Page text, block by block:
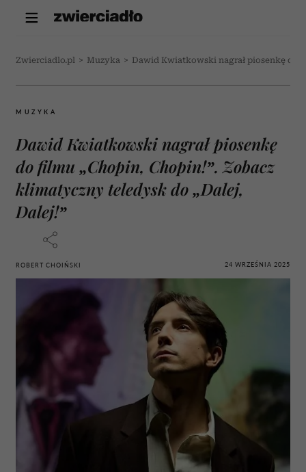
Zwierciadlo.pl > Muzyka > Dawid Kwiatkowski nagrał piosenkę do
MUZYKA
Dawid Kwiatkowski nagrał piosenkę
do filmu „Chopin, Chopin!”. Zobacz
klimatyczny teledysk do „Dalej,
Dalej!”
ROBERT CHOIŃSKI 24 WRZEŚNIA 2025